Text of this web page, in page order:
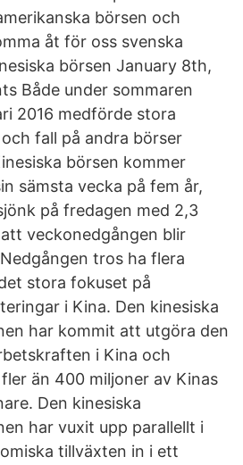
börsen och
åt för oss svenska
börsen January 8th,
Både under sommaren
2016 medförde stora
fall på andra börser
börsen kommer
sämsta vecka på fem år,
på fredagen med 2,3
veckonedgången blir
tros ha flera
stora fokuset på
i Kina. Den kinesiska
har kommit att utgöra den
i Kina och
än 400 miljoner av Kinas
Den kinesiska
har vuxit upp parallellt i
tillväxten in i ett